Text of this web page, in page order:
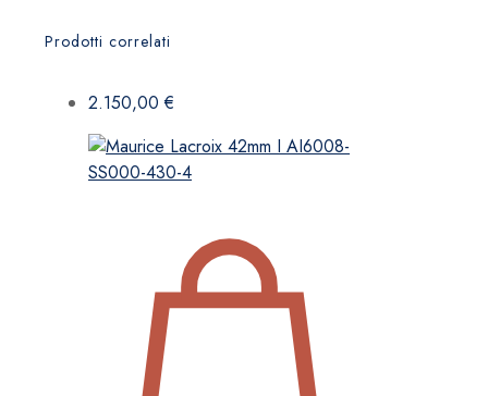
Prodotti correlati
2.150,00€